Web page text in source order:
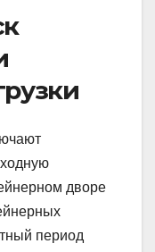
дворе
период